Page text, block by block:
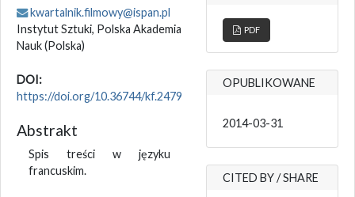
kwartalnik.filmowy@ispan.pl
Instytut Sztuki, Polska Akademia
Nauk(Polska)
DOI:
https://doi.org/10.36744/kf.2479
Abstrakt
Spis treści w języku
francuskim.
PDF
OPUBLIKOWANE
2014-03-31
CITED BY / SHARE